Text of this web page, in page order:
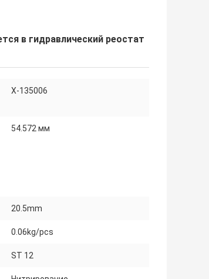
в гидравлический реостат
X-135006
54.572 мм
20.5mm
0.06kg/pcs
ST 12